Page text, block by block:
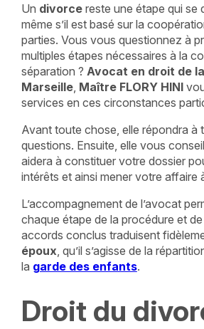
Un divorcereste une étape qui se
même s’il est basé sur la
parties. Vous vous questionnez à
multiples étapes nécessaires à la
séparation ? Avocat en droit de
Marseille, Maître FLORY HINI
services en ces circonstances
Avant toute chose, elle répondra à
questions. Ensuite, elle vous
aidera à constituer votre dossier
intérêts et ainsi mener votre affaire
L’accompagnement de l’avocat
chaque étape de la procédure et de
accords conclus traduisent
époux , qu’il s’agisse de la
la garde des enfants.
Droit du